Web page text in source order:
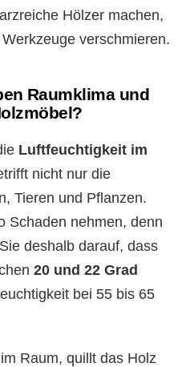
Hölzer machen,
verschmieren.
Raumklima und
Luftfeuchtigkeit im
nicht nur die
Tieren und Pflanzen.
Schaden nehmen, denn
deshalb darauf, dass
20 und 22 Grad
bei 55 bis 65
Raum, quillt das Holz